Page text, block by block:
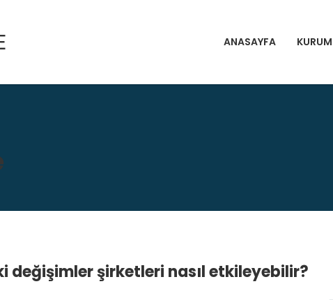
ANASAYFA
değişimler şirketleri nasıl etkileyebilir?